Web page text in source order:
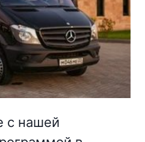
с нашей